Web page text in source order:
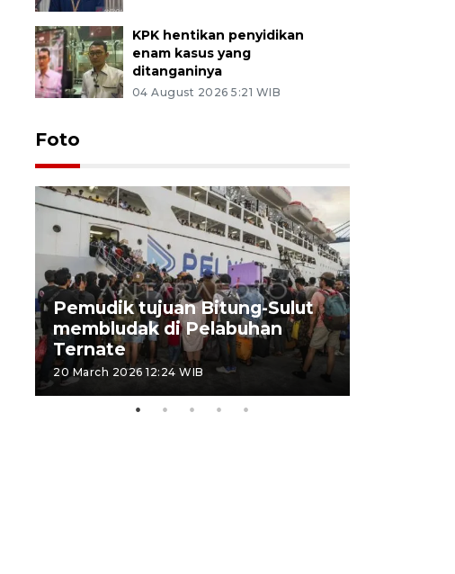
KPK hentikan penyidikan
enam kasus yang
ditanganinya
04 August 2026 5:21 WIB
Foto
Pemudik tujuan Bitung-Sulut
membludak di Pelabuhan
Ternate
20 March 2026 12:24 WIB